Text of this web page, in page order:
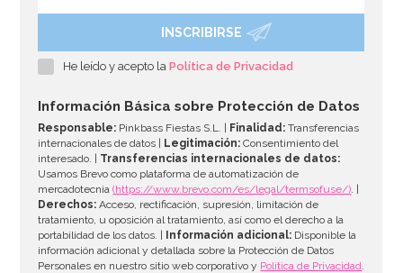
Juego de Vasos Sonic The Hedgehog 8 ud
AÑADIR
INSCRIBIRSE
He leído y acepto laPolítica de Privacidad
Información Básica sobre Protección de Datos
Responsable: Pinkbass Fiestas S.L. | Finalidad: Transferencias
internacionales de datos |
Legitimación: Consentimiento del
interesado. | Transferencias internacionales de datos:
Usamos Brevo como plataforma de automatización de
mercadotecnia(https://www.brevo.com/es/legal/termsofuse/). |
Derechos: Acceso, rectificación, supresión, limitación de
tratamiento, u oposición al tratamiento, así como el derecho a la
portabilidad de los datos. |
Información adicional: Disponible la
información adicional y detallada sobre la Protección de Datos
Personales en nuestro sitio web corporativo y Política de Privacidad.